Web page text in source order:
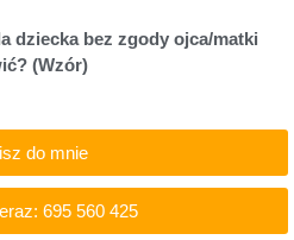
dziecka bez zgody ojca/matki
(Wzór)
partnera mogą być powodem do
do mnie
695 560 425